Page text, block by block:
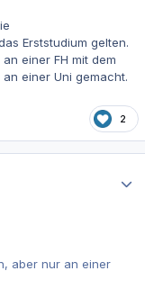
Erststudium gelten.
einer FH mit dem
einer Uni gemacht.
2
aber nur an einer